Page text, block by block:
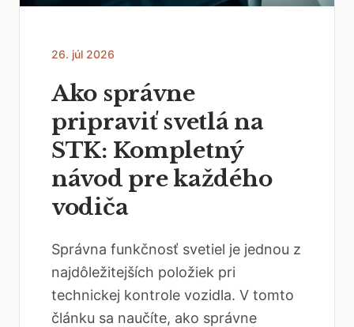
26. júl 2026
Ako správne
pripraviť svetlá na
STK: Kompletný
návod pre každého
vodiča
Správna funkčnosť svetiel je jednou z
najdôležitejších položiek pri
technickej kontrole vozidla. V tomto
článku sa naučíte, ako správne